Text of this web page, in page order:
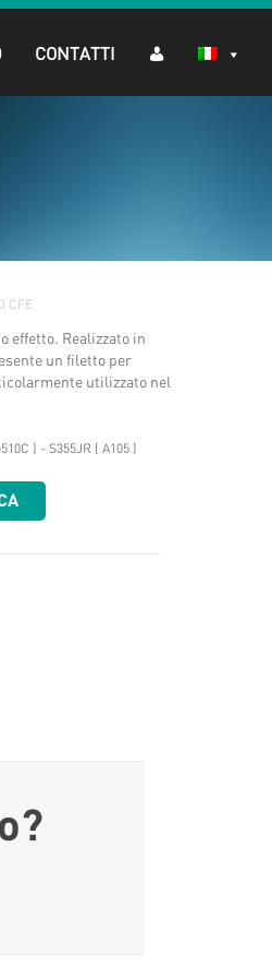
CONTATTI
CFE
effetto. Realizzato in
un filetto per
utilizzato nel
) - S355JR ( A105 )